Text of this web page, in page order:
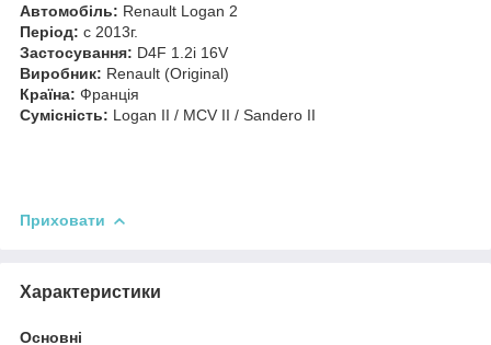
Автомобіль: Renault Logan 2
Період: c 2013г.
Застосування: D4F 1.2i 16V
Виробник: Renault (Original)
Країна: Франція
Сумісність: Logan II / MCV II / Sandero II
Приховати
Характеристики
Основні